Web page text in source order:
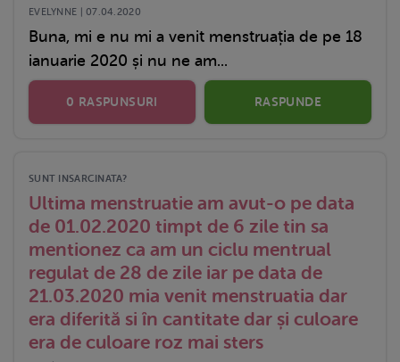
EVELYNNE | 07.04.2020
Buna, mi e nu mi a venit menstruația de pe 18
ianuarie 2020 și nu ne am...
0 RASPUNSURI RASPUNDE
SUNT INSARCINATA?
Ultima menstruatie am avut-o pe data
de 01.02.2020 timpt de 6 zile tin sa
mentionez ca am un ciclu mentrual
regulat de 28 de zile iar pe data de
21.03.2020 mia venit menstruatia dar
era diferită si în cantitate dar și culoare
era de culoare roz mai sters